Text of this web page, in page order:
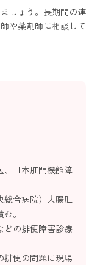
しょう。長期間の連
や薬剤師に相談して
、日本肛門機能障
総合病院）大腸肛
。
どの排便障害診療
排便の問題に現場